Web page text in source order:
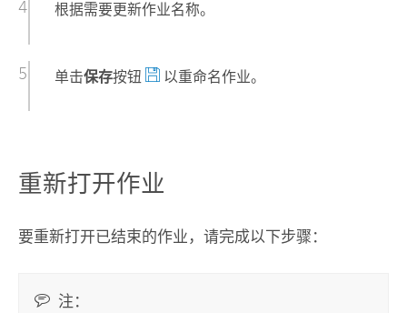
根据需要更新作业名称。
单击保存按钮 以重命名作业。
重新打开作业
要重新打开已结束的作业，请完成以下步骤：
注：